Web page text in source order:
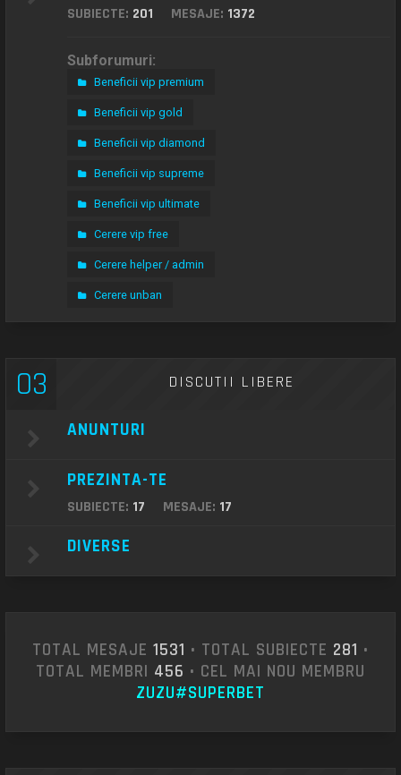
SUBIECTE: 201 MESAJE: 1372
Subforumuri:
Beneficii vip premium
Beneficii vip gold
Beneficii vip diamond
Beneficii vip supreme
Beneficii vip ultimate
Cerere vip free
Cerere helper / admin
Cerere unban
03 DISCUTII LIBERE
ANUNTURI
PREZINTA-TE
SUBIECTE: 17 MESAJE: 17
DIVERSE
TOTAL MESAJE 1531 • TOTAL SUBIECTE 281 •
TOTAL MEMBRI 456 • CEL MAI NOU MEMBRU
ZUZU#SUPERBET